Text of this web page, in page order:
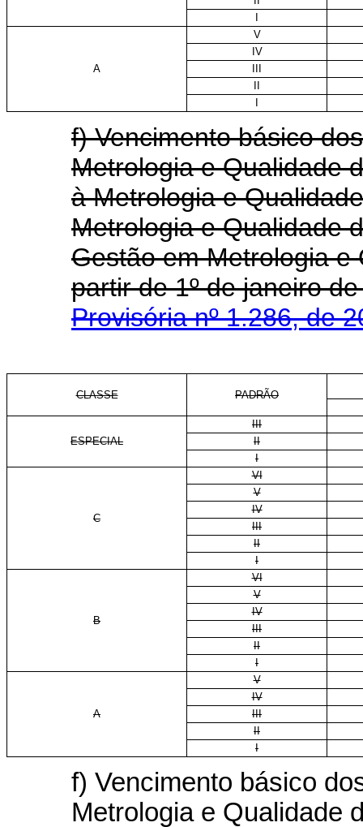
A
V
IV
f) Vencimento básico
Metrologia e Qualidade
à Metrologia e
Metrologia e Qualidade
Gestão em Metrologia e
partir de 1º de janeiro
Provisória nº 1.286, de
CLASSE PADRÃO
ESPECIAL
III
II
I
C
VI
V
IV
III
II
I
B
VI
V
IV
III
II
I
A
V
IV
III
II
I
f) Vencimento básico
Metrologia e Qualidade